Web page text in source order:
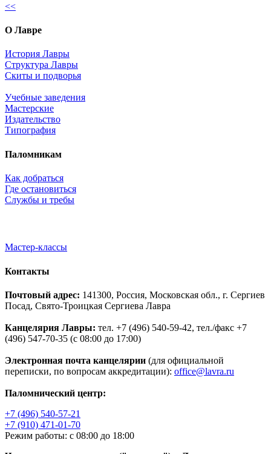
<<
О Лавре
История Лавры
Структура Лавры
Скиты и подворья
Учебные заведения
Мастерские
Издательство
Типография
Паломникам
Как добраться
Где остановиться
Службы и требы
Мастер-классы
Контакты
Почтовый адрес: 141300, Россия, Московская обл., г. Сергиев
Посад, Свято-Троицкая Сергиева Лавра
Канцелярия Лавры: тел. +7 (496) 540-59-42, тел./факс +7
(496) 547-70-35 (с 08:00 до 17:00)
Электронная почта канцелярии (для официальной
переписки, по вопросам аккредитации): office@lavra.ru
Паломнический центр:
+7 (496) 540-57-21
+7 (910) 471-01-70
Режим работы: с 08:00 до 18:00